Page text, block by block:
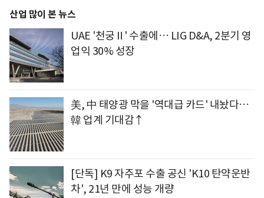
산업 많이 본 뉴스
UAE '천궁Ⅱ' 수출에… LIG D&A, 2분기 영
업익 30% 성장
美, 中 태양광 막을 '역대급 카드' 내놨다…
韓 업계 기대감↑
[단독] K9 자주포 수출 공신 'K10 탄약운반
차', 21년 만에 성능 개량